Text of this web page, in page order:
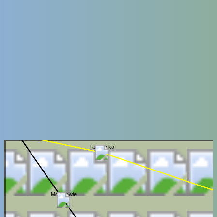
Modrzewie
Tarczynka